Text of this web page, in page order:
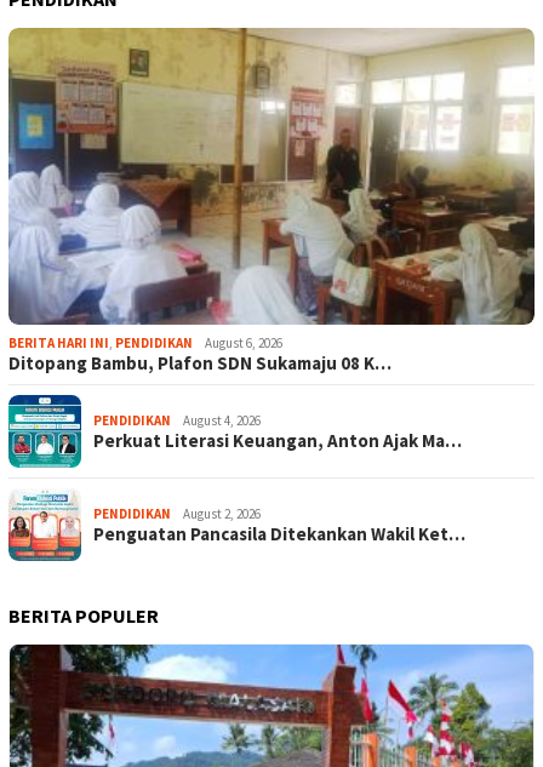
BERITA HARI INI, PENDIDIKAN August 6, 2026
Ditopang Bambu, Plafon SDN Sukamaju 08 K…
PENDIDIKAN August 4, 2026
Perkuat Literasi Keuangan, Anton Ajak Ma…
PENDIDIKAN August 2, 2026
Penguatan Pancasila Ditekankan Wakil Ket…
BERITA POPULER